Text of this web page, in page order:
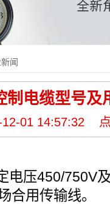
闻
制电缆型号及
12-01 14:57:32
压450/750V
合用传输线。